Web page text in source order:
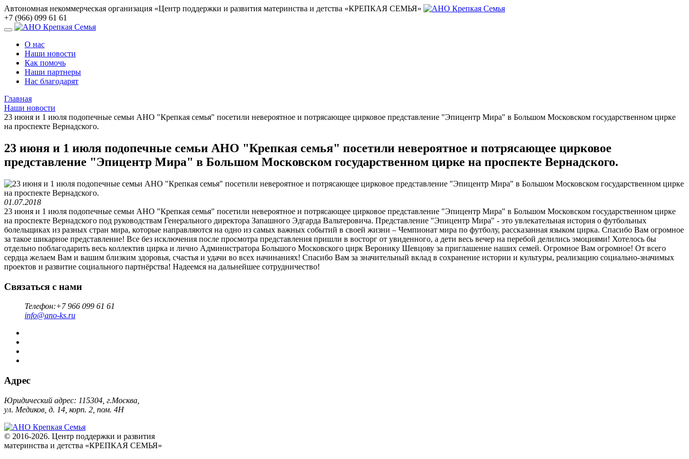
Автономная некоммерческая организация «Центр поддержки и развития материнства и детства «КРЕПКАЯ СЕМЬЯ»
+7 (966) 099 61 61
О нас
Наши новости
Как помочь
Наши партнеры
Нас благодарят
Главная
Наши новости
23 июня и 1 июля подопечные семьи АНО "Крепкая семья" посетили невероятное и потрясающее цирковое представление "Эпицентр Мира" в Большом Московском государственном цирке
на проспекте Вернадского.
23 июня и 1 июля подопечные семьи АНО "Крепкая семья" посетили невероятное и потрясающее цирковое
представление "Эпицентр Мира" в Большом Московском государственном цирке на проспекте Вернадского.
01.07.2018
23 июня и 1 июля подопечные семьи АНО "Крепкая семья" посетили невероятное и потрясающее цирковое представление "Эпицентр Мира" в Большом Московском государственном цирке
на проспекте Вернадского под руководствам Генерального директора Запашного Эдгарда Вальтеровича. Представление "Эпицентр Мира" - это увлекательная история о футбольных
болельщиках из разных стран мира, которые направляются на одно из самых важных событий в своей жизни – Чемпионат мира по футболу, рассказанная языком цирка. Спасибо Вам огромное
за такое шикарное представление! Все без исключения после просмотра представления пришли в восторг от увиденного, а дети весь вечер на перебой делились эмоциями! Хотелось бы
отдельно поблагодарить весь коллектив цирка и лично Администратора Большого Московского цирк Веронику Шевцову за приглашение наших семей. Огромное Вам огромное! От всего
сердца желаем Вам и вашим близким здоровья, счастья и удачи во всех начинаниях! Спасибо Вам за значительный вклад в сохранение истории и культуры, реализацию социально-значимых
проектов и развитие социального партнёрства! Надеемся на дальнейшее сотрудничество!
Связаться с нами
Телефон:+7 966 099 61 61
info@ano-ks.ru
Адрес
Юридический адрес: 115304, г.Москва,
ул. Медиков, д. 14, корп. 2, пом. 4Н
© 2016-2026. Центр поддержки и развития
материнства и детства «КРЕПКАЯ СЕМЬЯ»